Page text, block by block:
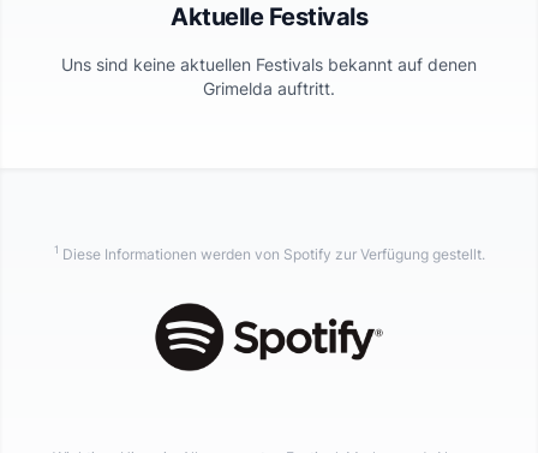
Aktuelle Festivals
Uns sind keine aktuellen Festivals bekannt auf denen
Grimelda auftritt.
1 Diese Informationen werden von Spotify zur Verfügung gestellt.